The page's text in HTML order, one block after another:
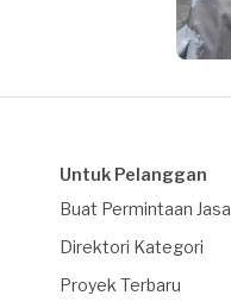
Untuk Pelanggan
Buat Permintaan Jasa
Direktori Kategori
Proyek Terbaru